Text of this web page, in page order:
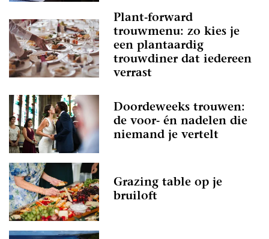
Plant-forward
trouwmenu: zo kies je
een plantaardig
trouwdiner dat iedereen
verrast
Doordeweeks trouwen:
de voor- én nadelen die
niemand je vertelt
Grazing table op je
bruiloft